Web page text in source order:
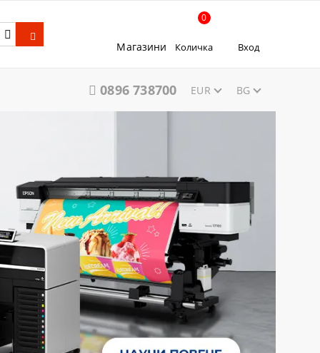
Магазини Количка
0
Вход
0896 738700 EUR BG